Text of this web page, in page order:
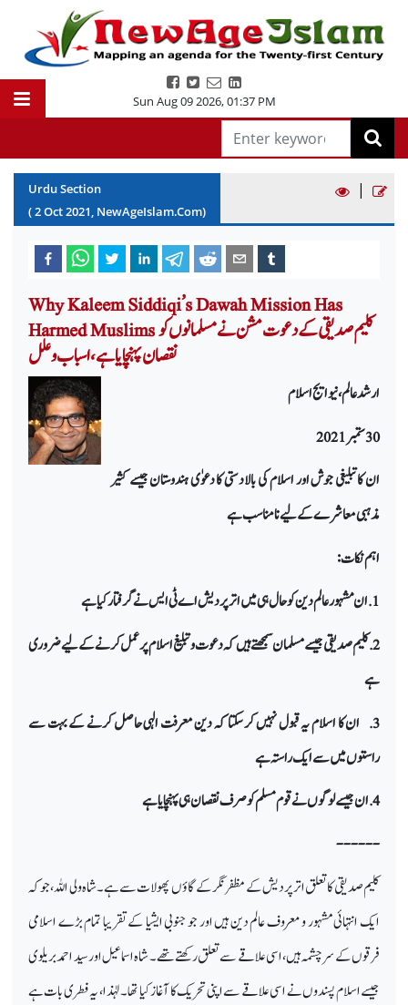
Sun Aug 09 2026,01:37 PM
Urdu Section
(2Oct2021, NewAgeIslam.Com)
|
Why Kaleem Siddiqi’s Dawah Mission Has
Harmed Muslims کلیم صدیقی کے دعوت مشن نے مسلمانوں کو
نقصان پہنچایا ہے، اسباب و علل
ارشد عالم، نیو ایج اسلام
30 ستمبر 2021
ان کا تبلیغی جوش اور اسلام کی بالادستی کا دعوٰی ہندوستان جیسے کثیر
مذہبی معاشرے کے لیے نا مناسب ہے
اہم نکات:
1. ان مشہور عالم دین کو حال ہی میں اترپردیش اے ٹی ایس نے گرفتار کیا ہے
2. کلیم صدیقی جیسے مسلمان سمجھتے ہیں کہ دعوت و تبلیغ اسلام پر عمل کرنے کے لیے ضروری
ہے
3. ان کا اسلام یہ قبول نہیں کر سکتا کہ دین معرفت الہی حاصل کرنے کے بہت سے
راستوں میں سے ایک راستہ ہے
4. ان جیسے لوگوں نے قوم مسلم کو صرف نقصان ہی پہنچایا ہے
------
کلیم صدیقی کا تعلق اتر پردیش کے مظفر نگر کے گاؤں پھولات سے ہے۔ شاہ ولی اللہ، جو کہ
ایک انتہائی مشہور و معروف عالم دین ہیں اور جو جنوبی ایشیا کے تقریبا تمام بڑے اسلامی
فرقوں کے سرچشمہ ہیں، اسی علاقے سے تعلق رکھتے تھے۔ شاہ اسماعیل اور سید احمد بریلوی
جیسے اسلام پسندوں نے اسی علاقے سے اپنی تحریک کا آغاز کیا تھا۔ لہٰذا، یہ فطری بات ہے